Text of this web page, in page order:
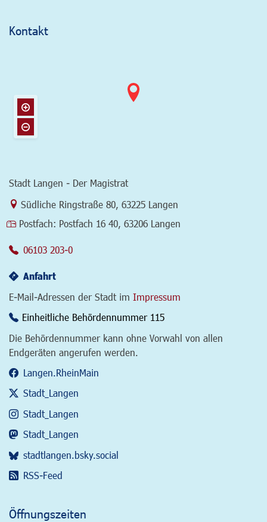
Kontakt
Stadt Langen - Der Magistrat
Link zur Google-Maps Navigation
Südliche Ringstraße 80, 63225 Langen
Postfach: Postfach 16 40, 63206 Langen
06103 203-0
Anfahrt
E-Mail-Adressen der Stadt im Impressum
Einheitliche Behördennummer 115
Die Behördennummer kann ohne Vorwahl von allen
Endgeräten angerufen werden.
Langen.RheinMain
Stadt_Langen
Stadt_Langen
Stadt_Langen
stadtlangen.bsky.social
RSS-Feed
Öffnungszeiten